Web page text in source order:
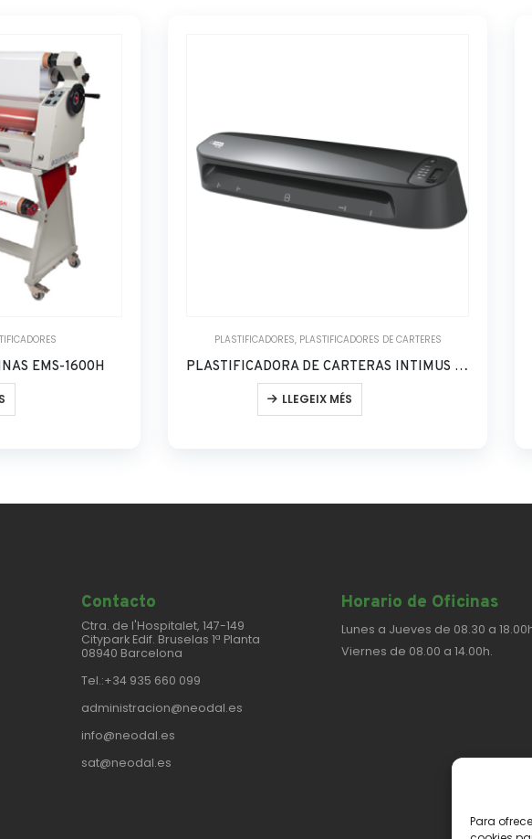
Para
EMS-1600H
PLASTIFICADORES, PLASTIFICADORES DE CARTERES
PLASTIFICADORA DE CARTERAS INTIMUS PL-200
LLEGEIX MÉS
Contacto​
Ctra. de l'Hospitalet, 147-149
Citypark Edif. Bruselas 1ª Planta
08940 Barcelona
Tel.:+34 935 660 099
administracion@neodal.es
info@neodal.es
sat@neodal.es
Horario de Oficinas
Lunes a Jueves de 08.30 a
Viernes de 08.00 a 14.00h.